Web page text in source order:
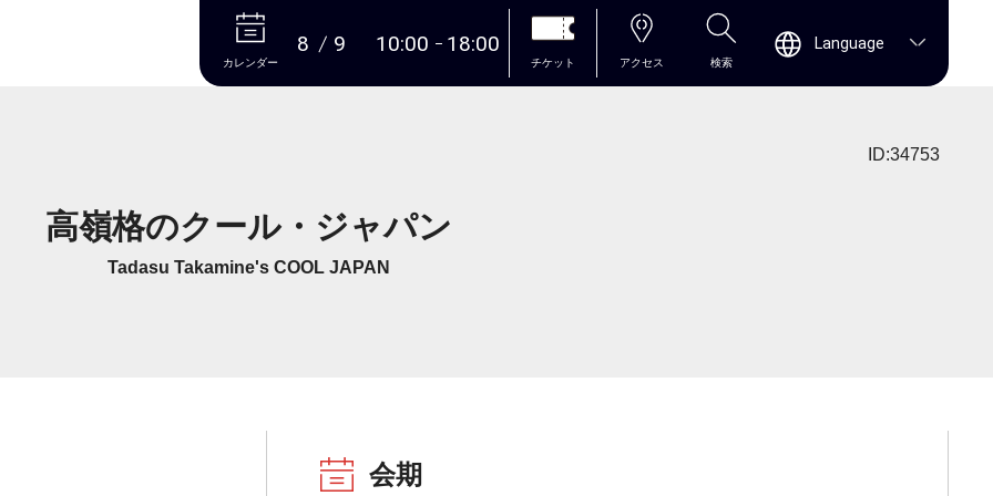
本文へ
カレンダー
8 9 10:00 18:00
チケット アクセス 検索
Language
ID:34753
高嶺格のクール・ジャパン
Tadasu Takamine's COOL JAPAN
会期